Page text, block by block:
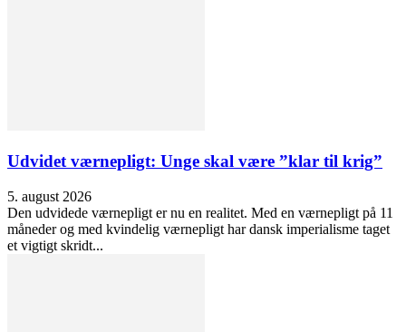
Udvidet værnepligt: Unge skal være ”klar til krig”
5. august 2026
Den udvidede værnepligt er nu en realitet. Med en værnepligt på 11
måneder og med kvindelig værnepligt har dansk imperialisme taget
et vigtigt skridt...